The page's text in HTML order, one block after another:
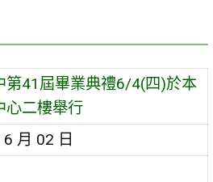
第41屆畢業典禮6/4(四)於本
心二樓舉行
月 02 日